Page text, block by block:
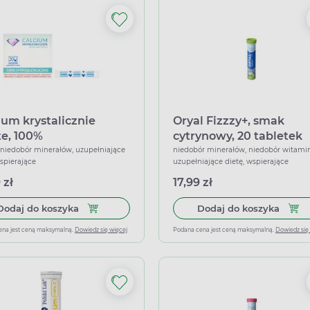
krystalicznie
100%
20
minerałów, uzupełniające
do koszyka Dodaj do koszyka Calcium krystalicznie czyste,
jest ceną maksymalną. Dowiedz się więcej
Oryal Fizzzy+, smak
cytrynowy, 20 tabletek
musujących
niedobór minerałów, niedobór
uzupełniające dietę, wspierające
17,99 zł
Dodaj do koszyka
Podana cena jest ceną maksymalną. Dowiedz